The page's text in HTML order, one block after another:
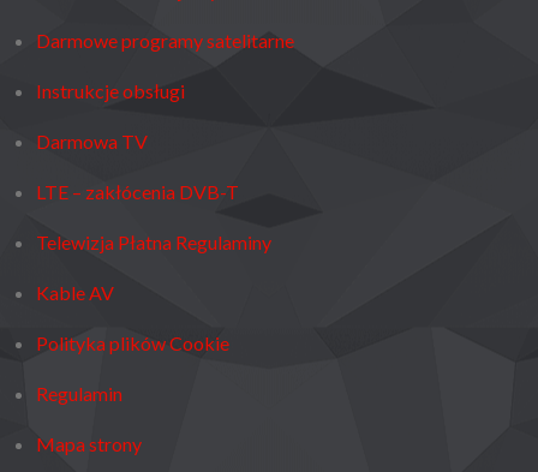
Darmowe programy satelitarne
Instrukcje obsługi
Darmowa TV
LTE – zakłócenia DVB-T
Telewizja Płatna Regulaminy
Kable AV
Polityka plików Cookie
Regulamin
Mapa strony